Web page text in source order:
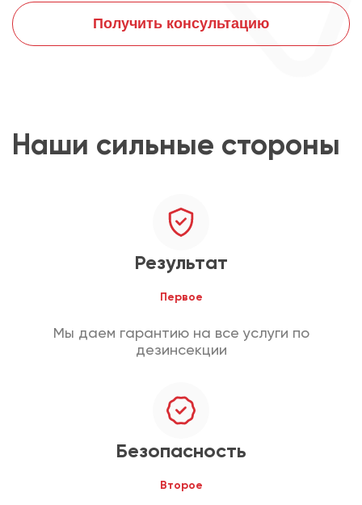
Получить консультацию
Наши сильные стороны
Результат
Первое
Мы даем гарантию на все услуги по
дезинсекции
Безопасность
Второе